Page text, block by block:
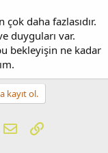
daha fazlasıdır.
duyguları var.
bekleyişin ne kadar
kayıt ol.
E-postaLink